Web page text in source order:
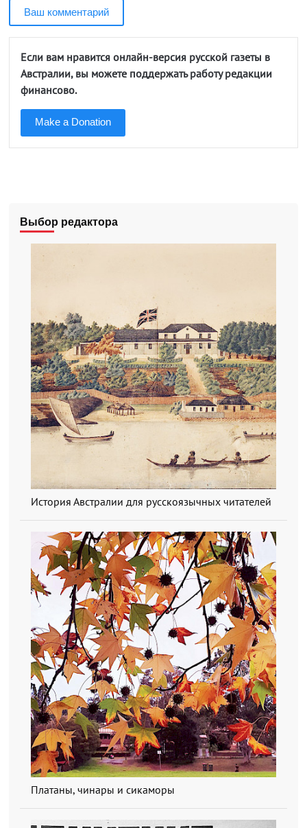
Ваш комментарий
Если вам нравится онлайн-версия русской газеты в
Австралии, вы можете поддержать работу редакции
финансово.
Make a Donation
Выбор редактора
История Австралии для русскоязычных читателей
Платаны, чинары и сикаморы